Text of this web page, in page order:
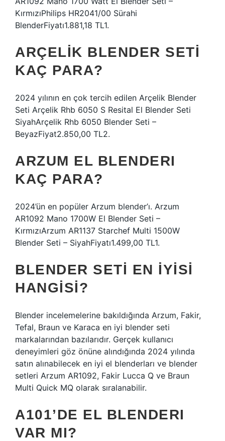
KırmızıPhilips HR2041/00 Sürahi
BlenderFiyatı1.881,18 TL1.
ARÇELIK BLENDER SETI
KAÇ PARA?
2024 yılının en çok tercih edilen Arçelik Blender
Seti Arçelik Rhb 6050 S Resital El Blender Seti
SiyahArçelik Rhb 6050 Blender Seti –
BeyazFiyat2.850,00 TL2.
ARZUM EL BLENDERI
KAÇ PARA?
2024’ün en popüler Arzum blender’ı. Arzum
AR1092 Mano 1700W El Blender Seti –
KırmızıArzum AR1137 Starchef Multi 1500W
Blender Seti – SiyahFiyatı1.499,00 TL1.
BLENDER SETI EN IYISI
HANGISI?
Blender incelemelerine bakıldığında Arzum, Fakir,
Tefal, Braun ve Karaca en iyi blender seti
markalarından bazılarıdır. Gerçek kullanıcı
deneyimleri göz önüne alındığında 2024 yılında
satın alınabilecek en iyi el blenderları ve blender
setleri Arzum AR1092, Fakir Lucca Q ve Braun
Multi Quick MQ olarak sıralanabilir.
A101’DE EL BLENDERI
VAR MI?